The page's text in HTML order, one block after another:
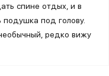
спине отдых, и в
под голову.
редко вижу